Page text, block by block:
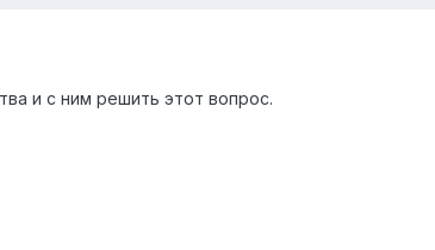
и с ним решить этот вопрос.